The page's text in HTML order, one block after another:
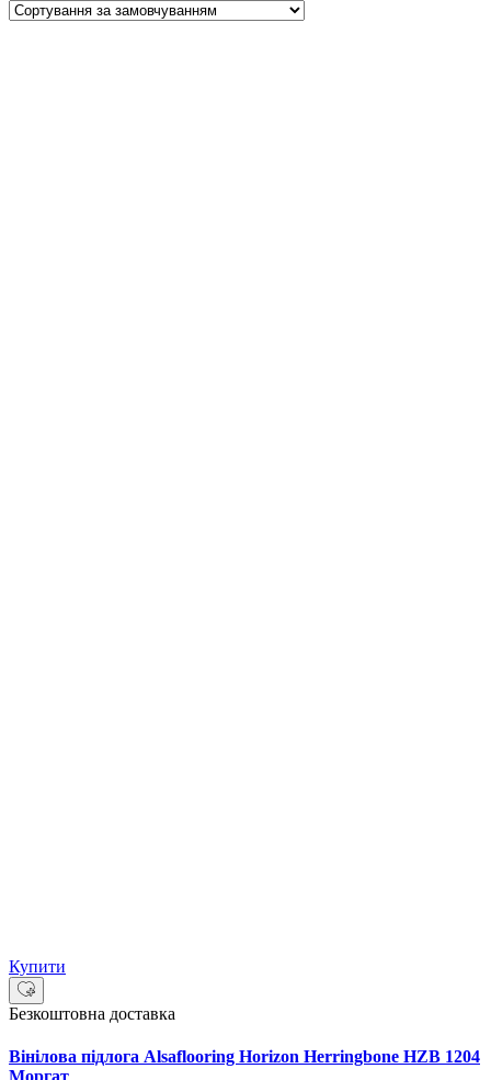
Купити
Безкоштовна доставка
Вінілова підлога Alsaflooring Horizon Herringbone HZB 1204